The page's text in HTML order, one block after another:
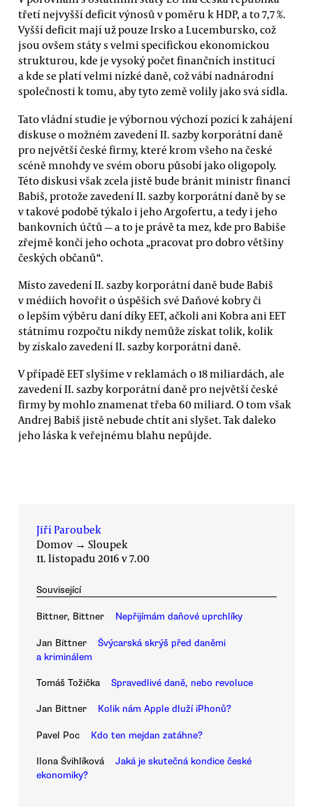
třetí nejvyšší deficit výnosů v poměru k HDP, a to 7,7 %.
Vyšší deficit mají už pouze Irsko a Lucembursko, což
jsou ovšem státy s velmi specifickou ekonomickou
strukturou, kde je vysoký počet finančních institucí
a kde se platí velmi nízké daně, což vábí nadnárodní
společnosti k tomu, aby tyto země volily jako svá sídla.
Tato vládní studie je výbornou výchozí pozicí k zahájení
diskuse o možném zavedení II. sazby korporátní daně
pro největší české firmy, které krom všeho na české
scéně mnohdy ve svém oboru působí jako oligopoly.
Této diskusi však zcela jistě bude bránit ministr financí
Babiš, protože zavedení II. sazby korporátní daně by se
v takové podobě týkalo i jeho Argofertu, a tedy i jeho
bankovních účtů — a to je právě ta mez, kde pro Babiše
zřejmě končí jeho ochota „pracovat pro dobro většiny
českých občanů“.
Místo zavedení II. sazby korporátní daně bude Babiš
v médiích hovořit o úspěších své Daňové kobry či
o lepším výběru daní díky EET, ačkoli ani Kobra ani EET
státnímu rozpočtu nikdy nemůže získat tolik, kolik
by získalo zavedení II. sazby korporátní daně.
V případě EET slyšíme v reklamách o 18 miliardách, ale
zavedení II. sazby korporátní daně pro největší české
firmy by mohlo znamenat třeba 60 miliard. O tom však
Andrej Babiš jistě nebude chtít ani slyšet. Tak daleko
jeho láska k veřejnému blahu nepůjde.
Jiří Paroubek
Domov → Sloupek
11. listopadu 2016 v 7.00
Související
Bittner, Bittner Nepřijímám daňové uprchlíky
Jan Bittner
Švýcarská skrýš před daněmi
a kriminálem
Tomáš Tožička Spravedlivé daně, nebo revoluce
Jan Bittner Kolik nám Apple dluží iPhonů?
Pavel Poc Kdo ten mejdan zatáhne?
Ilona Švihlíková
Jaká je skutečná kondice české
ekonomiky?